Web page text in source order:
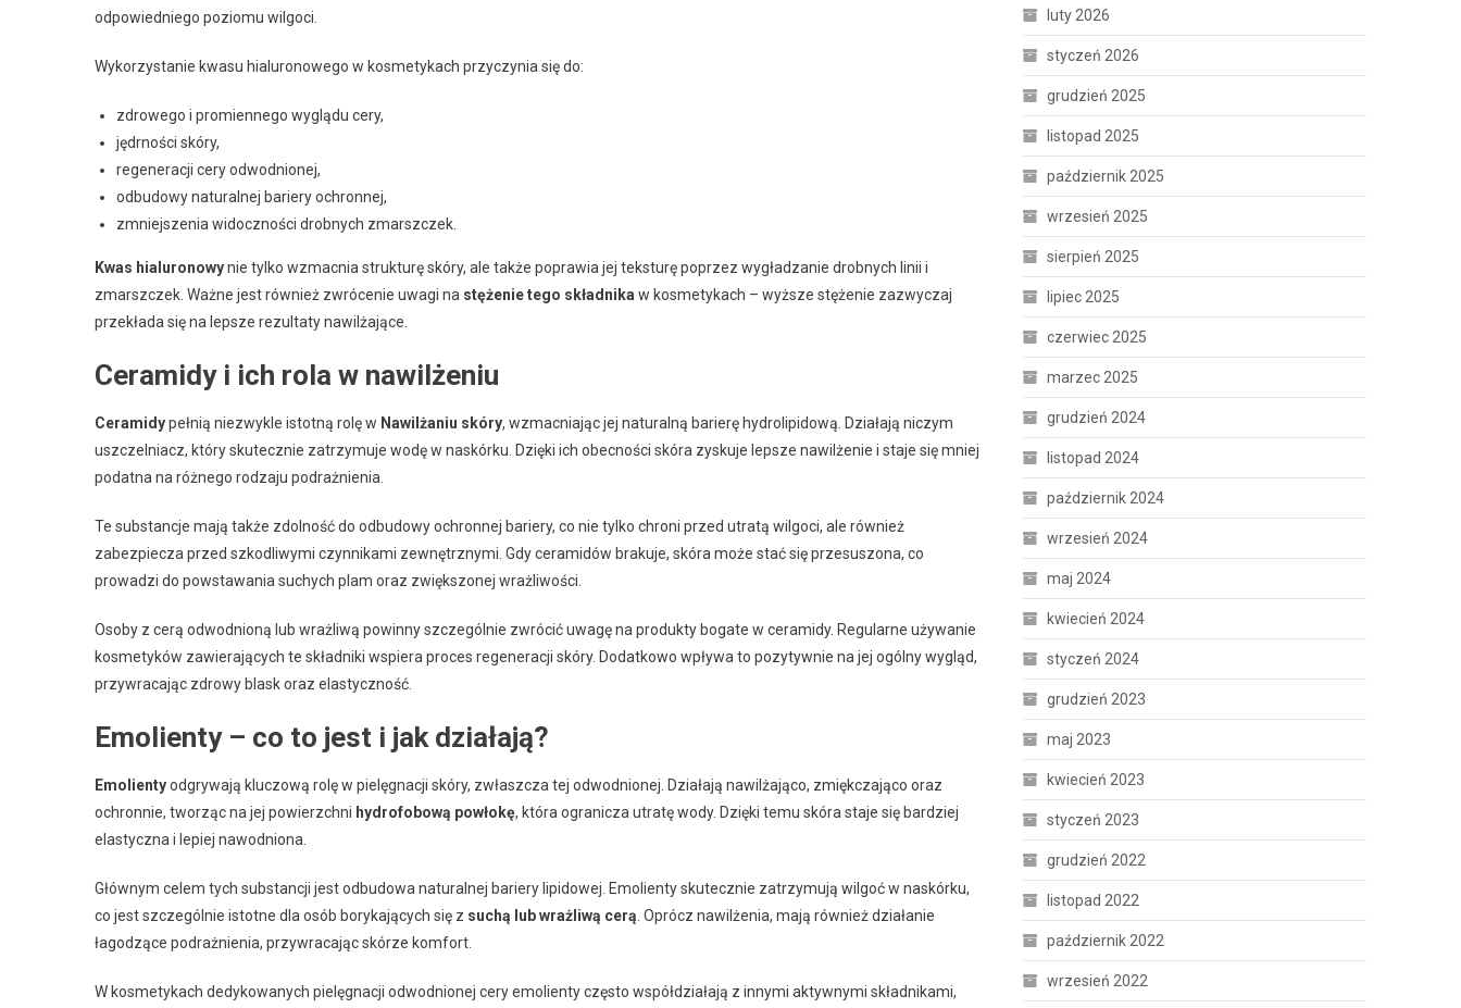
odpowiedniego poziomu wilgoci.
Wykorzystanie kwasu hialuronowego w kosmetykach przyczynia się do:
zdrowego i promiennego wyglądu cery,
jędrności skóry,
regeneracji cery odwodnionej,
odbudowy naturalnej bariery ochronnej,
zmniejszenia widoczności drobnych zmarszczek.
Kwas hialuronowynie tylko wzmacnia strukturę skóry, ale także poprawia jej teksturę poprzez wygładzanie drobnych linii i
zmarszczek. Ważne jest również zwrócenie uwagi na stężenie tego składnika w kosmetykach – wyższe stężenie zazwyczaj
przekłada się na lepsze rezultaty nawilżające.
Ceramidy i ich rola w nawilżeniu
Ceramidypełnią niezwykle istotną rolę w Nawilżaniu skóry, wzmacniając jej naturalną barierę hydrolipidową. Działają niczym
uszczelniacz, który skutecznie zatrzymuje wodę w naskórku. Dzięki ich obecności skóra zyskuje lepsze nawilżenie i staje się mniej
podatna na różnego rodzaju podrażnienia.
Te substancje mają także zdolność do odbudowy ochronnej bariery, co nie tylko chroni przed utratą wilgoci, ale również
zabezpiecza przed szkodliwymi czynnikami zewnętrznymi. Gdy ceramidów brakuje, skóra może stać się przesuszona, co
prowadzi do powstawania suchych plam oraz zwiększonej wrażliwości.
Osoby z cerą odwodnioną lub wrażliwą powinny szczególnie zwrócić uwagę na produkty bogate w ceramidy. Regularne używanie
kosmetyków zawierających te składniki wspiera proces regeneracji skóry. Dodatkowo wpływa to pozytywnie na jej ogólny wygląd,
przywracając zdrowy blask oraz elastyczność.
Emolienty – co to jest i jak działają?
Emolientyodgrywają kluczową rolę w pielęgnacji skóry, zwłaszcza tej odwodnionej. Działają nawilżająco, zmiękczająco oraz
ochronnie, tworząc na jej powierzchni hydrofobową powłokę, która ogranicza utratę wody. Dzięki temu skóra staje się bardziej
elastyczna i lepiej nawodniona.
Głównym celem tych substancji jest odbudowa naturalnej bariery lipidowej. Emolienty skutecznie zatrzymują wilgoć w naskórku,
co jest szczególnie istotne dla osób borykających się z suchą lub wrażliwą cerą . Oprócz nawilżenia, mają również działanie
łagodzące podrażnienia, przywracając skórze komfort.
W kosmetykach dedykowanych pielęgnacji odwodnionej cery emolienty często współdziałają z innymi aktywnymi składnikami,
luty 2026
styczeń 2026
grudzień 2025
listopad 2025
październik 2025
wrzesień 2025
sierpień 2025
lipiec 2025
czerwiec 2025
marzec 2025
grudzień 2024
listopad 2024
październik 2024
wrzesień 2024
maj 2024
kwiecień 2024
styczeń 2024
grudzień 2023
maj 2023
kwiecień 2023
styczeń 2023
grudzień 2022
listopad 2022
październik 2022
wrzesień 2022